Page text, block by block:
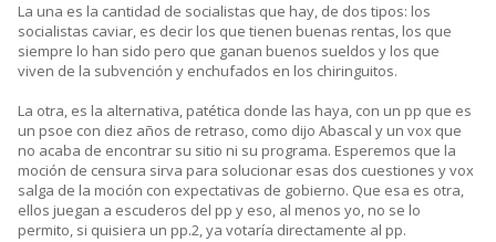
La una es la cantidad de socialistas que hay, de dos tipos: los
socialistas caviar, es decir los que tienen buenas rentas, los que
siempre lo han sido pero que ganan buenos sueldos y los que
viven de la subvención y enchufados en los chiringuitos.
La otra, es la alternativa, patética donde las haya, con un pp que es
un psoe con diez años de retraso, como dijo Abascal y un vox que
no acaba de encontrar su sitio ni su programa. Esperemos que la
moción de censura sirva para solucionar esas dos cuestiones y vox
salga de la moción con expectativas de gobierno. Que esa es otra,
ellos juegan a escuderos del pp y eso, al menos yo, no se lo
permito, si quisiera un pp.2, ya votaría directamente al pp.